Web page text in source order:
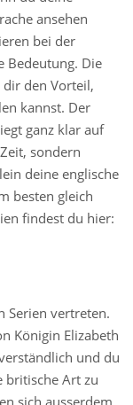
ansehen
bei der
Bedeutung. Die
den Vorteil,
kannst. Der
ganz klar auf
sondern
deine englische
besten gleich
findest du hier:
Serien vertreten.
Königin Elizabeth
und du
britische Art zu
sich ausserdem